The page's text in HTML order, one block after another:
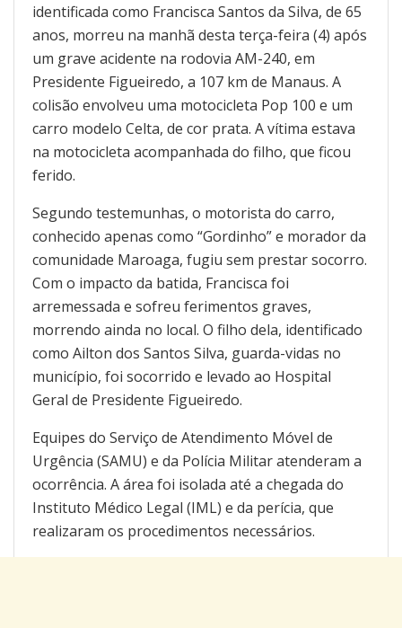
identificada como Francisca Santos da Silva, de 65
anos, morreu na manhã desta terça-feira (4) após
um grave acidente na rodovia AM-240, em
Presidente Figueiredo, a 107 km de Manaus. A
colisão envolveu uma motocicleta Pop 100 e um
carro modelo Celta, de cor prata. A vítima estava
na motocicleta acompanhada do filho, que ficou
ferido.
Segundo testemunhas, o motorista do carro,
conhecido apenas como “Gordinho” e morador da
comunidade Maroaga, fugiu sem prestar socorro.
Com o impacto da batida, Francisca foi
arremessada e sofreu ferimentos graves,
morrendo ainda no local. O filho dela, identificado
como Ailton dos Santos Silva, guarda-vidas no
município, foi socorrido e levado ao Hospital
Geral de Presidente Figueiredo.
Equipes do Serviço de Atendimento Móvel de
Urgência (SAMU) e da Polícia Militar atenderam a
ocorrência. A área foi isolada até a chegada do
Instituto Médico Legal (IML) e da perícia, que
realizaram os procedimentos necessários.